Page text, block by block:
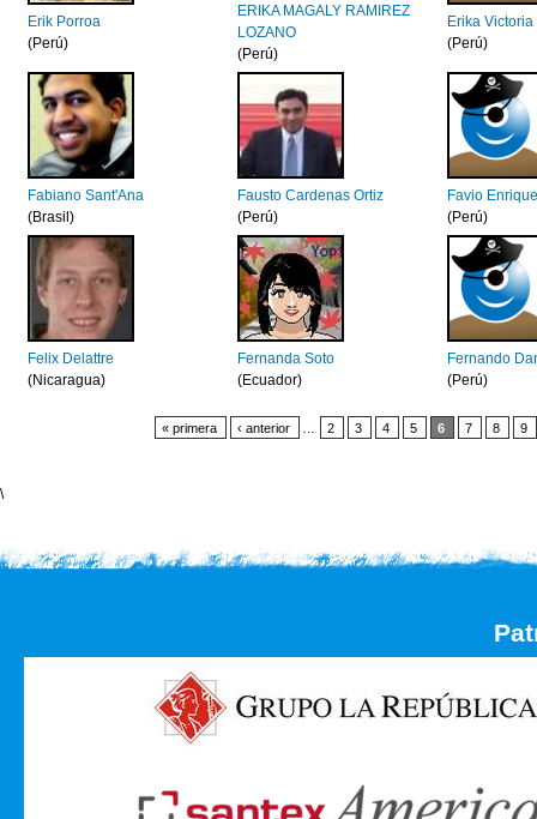
Erik Porroa
(Perú)
ERIKA MAGALY RAMIREZ
LOZANO
(Perú)
Erika
(Perú)
Fabiano Sant'Ana
(Brasil)
Fausto Cardenas Ortiz
(Perú)
Favio
(Perú)
Felix Delattre
(Nicaragua)
Fernanda Soto
(Ecuador)
Fernando
(Perú)
« primera ‹ anterior 2 3 4 5 6 7 8 9
\